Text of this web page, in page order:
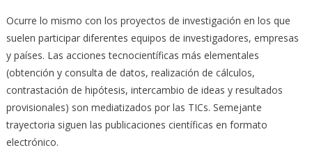
Ocurre lo mismo con los proyectos de investigación en los que
suelen participar diferentes equipos de investigadores, empresas
y países. Las acciones tecnocientíficas más elementales
(obtención y consulta de datos, realización de cálculos,
contrastación de hipótesis, intercambio de ideas y resultados
provisionales) son mediatizados por las TICs. Semejante
trayectoria siguen las publicaciones científicas en formato
electrónico.